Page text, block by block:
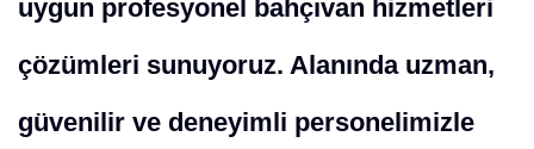
uygun profesyonel bahçıvan hizmetleri
çözümleri sunuyoruz. Alanında uzman,
güvenilir ve deneyimli personelimizle